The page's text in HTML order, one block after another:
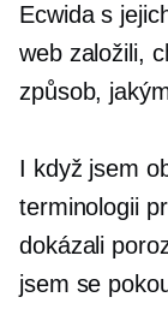
Ecwida s
web založili,
způsob,
I když jsem
terminologii
dokázali
jsem se